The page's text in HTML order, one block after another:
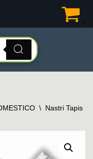
\ Nastri Tapis